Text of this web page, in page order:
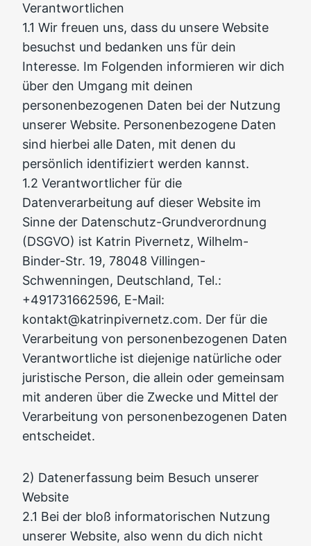
Verantwortlichen
1.1 Wir freuen uns, dass du unsere Website
besuchst und bedanken uns für dein
Interesse. Im Folgenden informieren wir dich
über den Umgang mit deinen
personenbezogenen Daten bei der Nutzung
unserer Website. Personenbezogene Daten
sind hierbei alle Daten, mit denen du
persönlich identifiziert werden kannst.
1.2 Verantwortlicher für die
Datenverarbeitung auf dieser Website im
Sinne der Datenschutz-Grundverordnung
(DSGVO) ist Katrin Pivernetz, Wilhelm-
Binder-Str. 19, 78048 Villingen-
Schwenningen, Deutschland, Tel.:
+491731662596, E-Mail:
kontakt@katrinpivernetz.com. Der für die
Verarbeitung von personenbezogenen Daten
Verantwortliche ist diejenige natürliche oder
juristische Person, die allein oder gemeinsam
mit anderen über die Zwecke und Mittel der
Verarbeitung von personenbezogenen Daten
entscheidet.
2) Datenerfassung beim Besuch unserer
Website
2.1 Bei der bloß informatorischen Nutzung
unserer Website, also wenn du dich nicht